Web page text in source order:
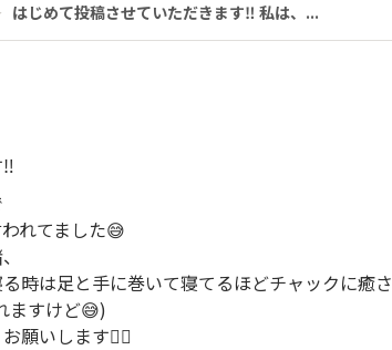
はじめて投稿させていただきます‼︎ 私は、...
れてました😅
時は足と手に巻いて寝てるほどチャックに癒
ますけど😅)
願いします🙇‍♀️